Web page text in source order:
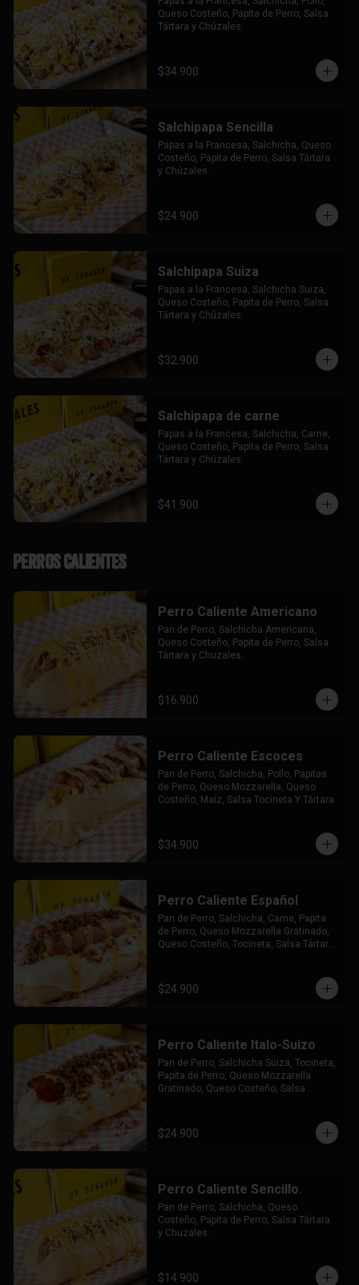
Queso Costeño, Papita de Perro, Salsa
Tártara y Chúzales.
$34.900
Salchipapa Sencilla
Papas a la Francesa, Salchicha, Queso
Costeño, Papita de Perro, Salsa Tártara
y Chúzales.
$24.900
Salchipapa Suiza
Papas a la Francesa, Salchicha Suiza,
Queso Costeño, Papita de Perro, Salsa
Tártara y Chúzales.
$32.900
Salchipapa de carne
Papas a la Francesa, Salchicha, Carne,
Queso Costeño, Papita de Perro, Salsa
Tártara y Chúzales.
$41.900
Perros Calientes
Perro Caliente Americano
Pan de Perro, Salchicha Americana,
Queso Costeño, Papita de Perro, Salsa
Tártara y Chuzales.
$16.900
Perro Caliente Escoces
Pan de Perro, Salchicha, Pollo, Papitas
de Perro, Queso Mozzarella, Queso
Costeño, Maíz, Salsa Tocineta Y Tártara
$34.900
Perro Caliente Español
Pan de Perro, Salchicha, Carne, Papita
de Perro, Queso Mozzarella Gratinado,
Queso Costeño, Tocineta, Salsa Tártara
$24.900
Perro Caliente Italo-Suizo
Pan de Perro, Salchicha Suiza, Tocineta,
Papita de Perro, Queso Mozzarella
Gratinado, Queso Costeño, Salsa
$24.900
Perro Caliente Sencillo.
Pan de Perro, Salchicha, Queso
Costeño, Papita de Perro, Salsa Tártara
y Chuzales.
$14.900